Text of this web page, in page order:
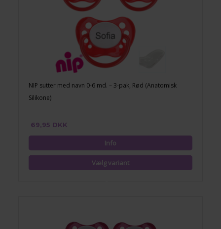
NIP sutter med navn 0-6 md. – 3-pak, Rød (Anatomisk
Silikone)
69,95 DKK